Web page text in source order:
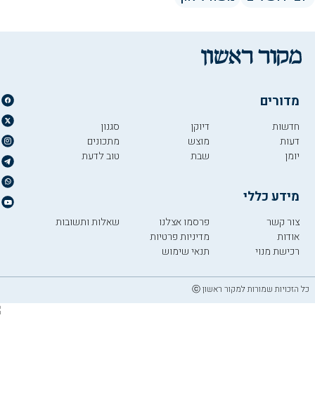
מדורים
חדשות
דעות
יומן
דיוקן
מוצש
שבת
סגנון
מתכונים
טוב לדעת
מידע כללי
צור קשר
אודות
רכישת מנוי
פרסמו אצלנו
מדיניות פרטיות
תנאי שימוש
שאלות ותשובות
כל הזכויות שמורות למקור ראשון ⓒ